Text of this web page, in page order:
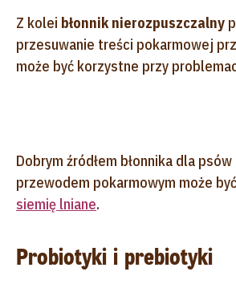
Z kolei błonnik nierozpuszczalny
przesuwanie treści pokarmowej
może być korzystne przy
Dobrym źródłem błonnika dla
przewodem pokarmowym może
siemię lniane.
Probiotyki i prebiotyki